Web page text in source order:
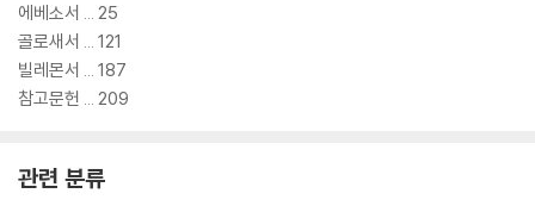
에베소서 ... 25
골로새서 ... 121
빌레몬서 ... 187
참고문헌 ... 209
관련 분류